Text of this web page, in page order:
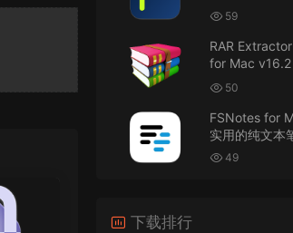
u9121732520675862 • 2026-07-
可以重新发送夸克的资源吗，夸
效了
Tahoe 26官方原版系统Windows110
VMware Workstation 17 Pro虚拟机
安装unlocker解锁补丁
怎么安装？
笔记软件
59
RAR
for Mac v16.2
具 50
FSNotes for
实用的纯文本
49
下载排行